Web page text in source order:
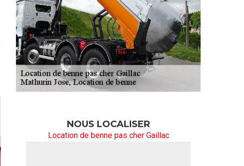
NOUS LOCALISER
Location de benne pas cher Gaillac